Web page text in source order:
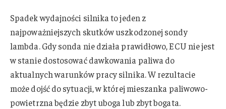
Spadek wydajności silnika to jeden z
najpoważniejszych skutków uszkodzonej sondy
lambda. Gdy sonda nie działa prawidłowo, ECU nie jest
w stanie dostosować dawkowania paliwa do
aktualnych warunków pracy silnika. W rezultacie
może dojść do sytuacji, w której mieszanka paliwowo-
powietrzna będzie zbyt uboga lub zbyt bogata.